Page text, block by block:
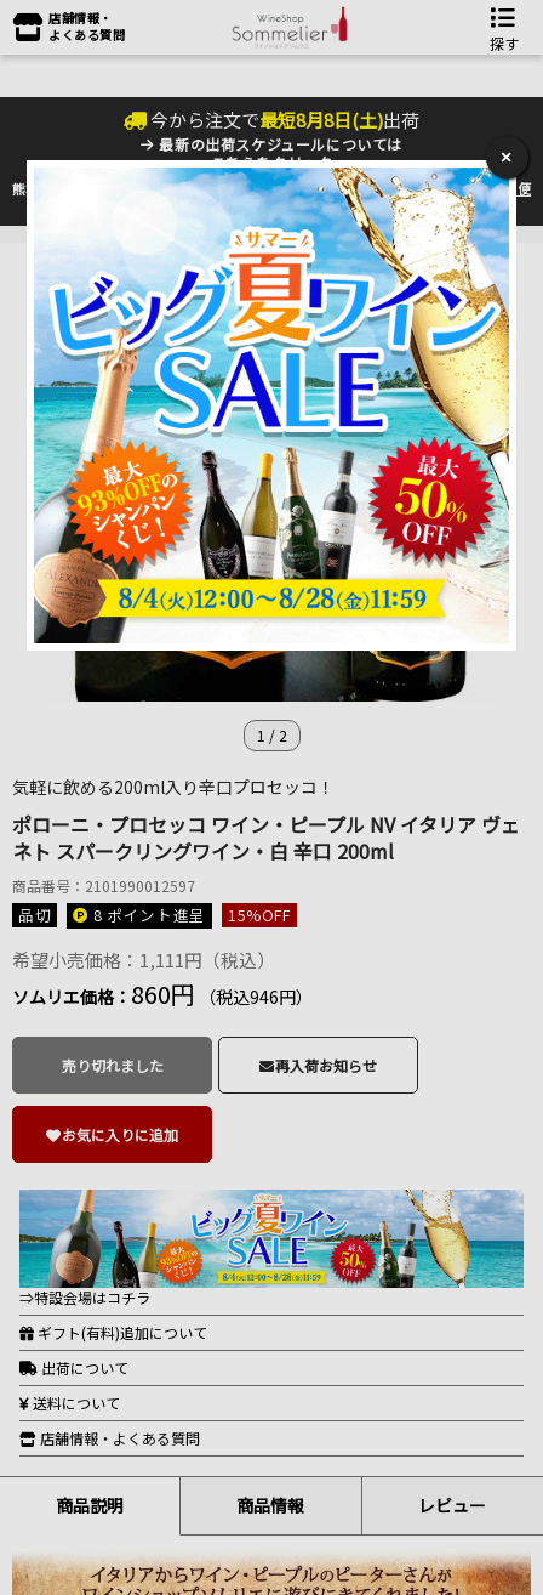
店舗情報・
よくある質問
探す
今から注文で最短8月8日(土)出荷
最新の出荷スケジュールについては
こちらをクリック
熊本地震の影響により九州への配送に遅れが生じております。最新情報は佐川急便
のHP
をご確認下さい。
1 / 2
気軽に飲める200ml入り辛口プロセッコ！
ポローニ・プロセッコ ワイン・ピープル NV イタリア ヴェ
ネト スパークリングワイン・白 辛口 200ml
商品番号：2101990012597
品切 8 ポイント進呈 15%OFF
希望小売価格：1,111円（税込）
ソムリエ価格： 860円 （税込946円）
売り切れました 再入荷お知らせ
お気に入りに追加
⇒特設会場はコチラ
ギフト(有料)追加について
出荷について
送料について
店舗情報・よくある質問
商品説明 商品情報 レビュー
×